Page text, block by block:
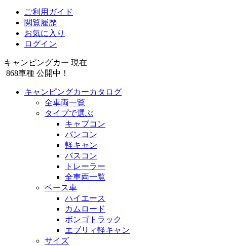
ご利用ガイド
閲覧履歴
お気に入り
ログイン
キャンピングカー 現在
868車種 公開中！
キャンピングカーカタログ
全車両一覧
タイプで選ぶ
キャブコン
バンコン
軽キャン
バスコン
トレーラー
全車両一覧
ベース車
ハイエース
カムロード
ボンゴトラック
エブリィ軽キャン
サイズ